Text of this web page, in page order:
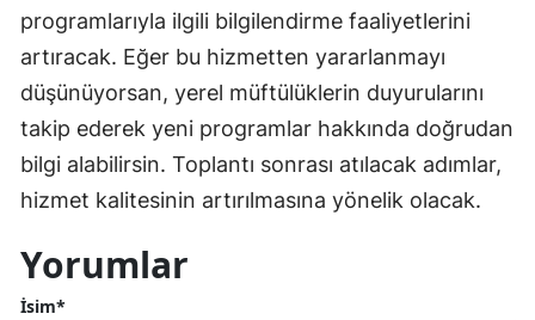
programlarıyla ilgili bilgilendirme faaliyetlerini
artıracak. Eğer bu hizmetten yararlanmayı
düşünüyorsan, yerel müftülüklerin duyurularını
takip ederek yeni programlar hakkında doğrudan
bilgi alabilirsin. Toplantı sonrası atılacak adımlar,
hizmet kalitesinin artırılmasına yönelik olacak.
Yorumlar
İsim*